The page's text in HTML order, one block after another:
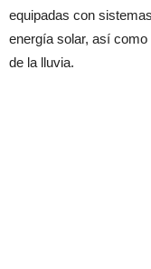
equipadas con
energía solar, así como
de la lluvia.